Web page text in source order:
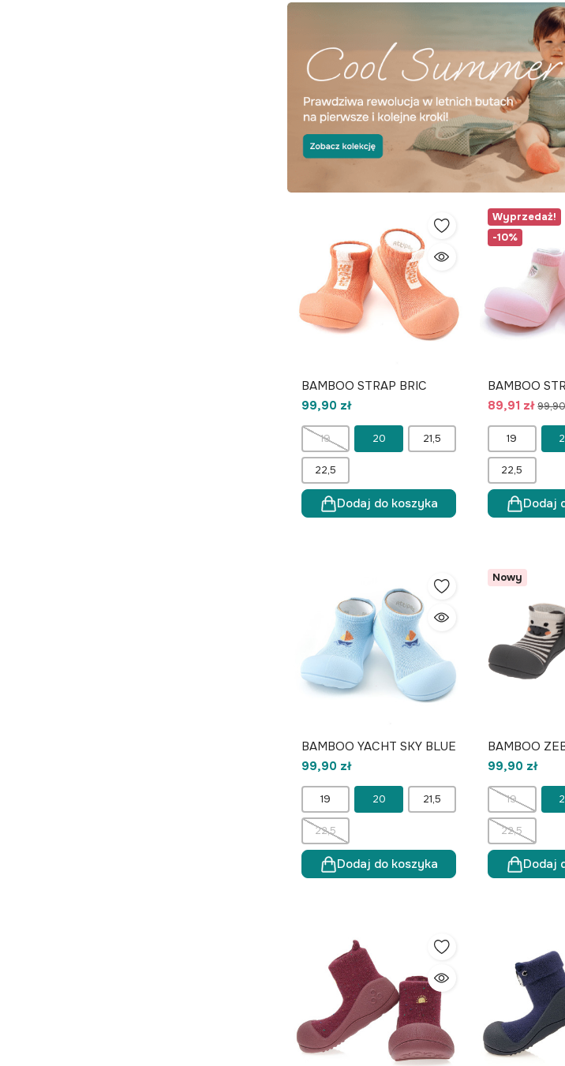
BAMBOO STRAP BRIC
99,90 zł
19 20 21,5
22,5
Dodaj do koszyka
Wyprzedaż!
-10%
BAMBOO
89,91 zł
19
22,5
Dodaj
BAMBOO YACHT SKY BLUE
99,90 zł
19 20 21,5
22,5
Dodaj do koszyka
Nowy
BAMBOO
99,90 zł
19
22,5
Dodaj